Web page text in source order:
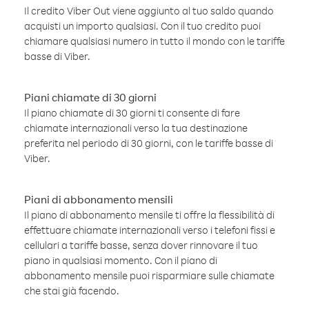
Il credito Viber Out viene aggiunto al tuo saldo quando
acquisti un importo qualsiasi. Con il tuo credito puoi
chiamare qualsiasi numero in tutto il mondo con le tariffe
basse di Viber.
Piani chiamate di 30 giorni
Il piano chiamate di 30 giorni ti consente di fare
chiamate internazionali verso la tua destinazione
preferita nel periodo di 30 giorni, con le tariffe basse di
Viber.
Piani di abbonamento mensili
Il piano di abbonamento mensile ti offre la flessibilità di
effettuare chiamate internazionali verso i telefoni fissi e
cellulari a tariffe basse, senza dover rinnovare il tuo
piano in qualsiasi momento. Con il piano di
abbonamento mensile puoi risparmiare sulle chiamate
che stai già facendo.